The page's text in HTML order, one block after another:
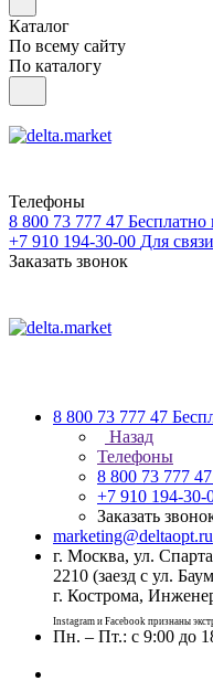
Каталог
По всему сайту
По каталогу
Телефоны
8 800 73 777 47 Бесплатно
+7 910 194-30-00 Для
Заказать звонок
8 800 73 777 47
Назад
Телефоны
8 800 73 777 47
+7 910 194-30-
Заказать
marketing@deltaopt.ru
г. Москва, ул.
2210 (заезд с ул.
г. Кострома,
Instagram и Facebook признаны
Пн. – Пт.: с 9:00 до